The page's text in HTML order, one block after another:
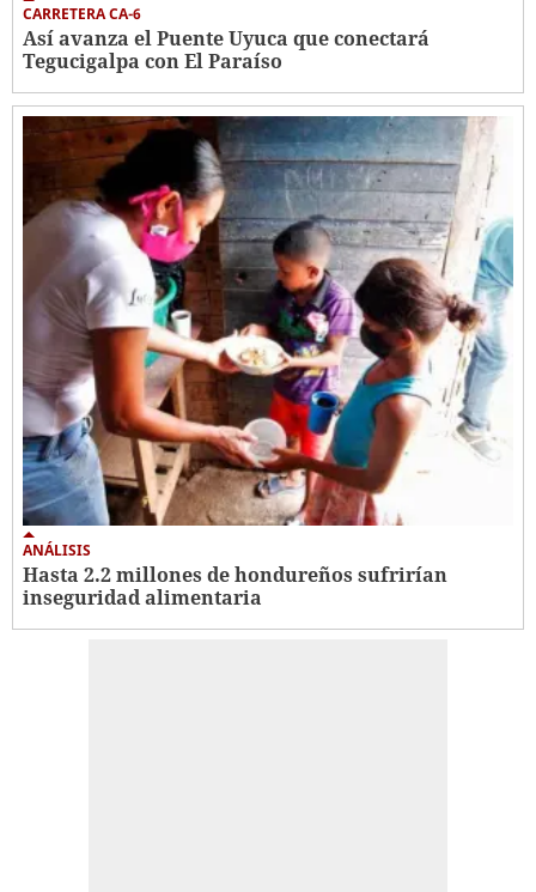
CARRETERA CA-6
Así avanza el Puente Uyuca que conectará
Tegucigalpa con El Paraíso
ANÁLISIS
Hasta 2.2 millones de hondureños sufrirían
inseguridad alimentaria